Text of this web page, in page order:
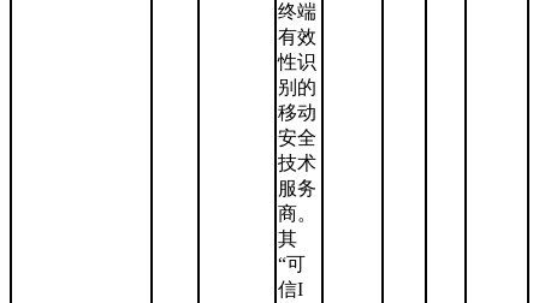
终端
有效
性识
别的
移动
安全
技术
服务
商。
其
“可
信I